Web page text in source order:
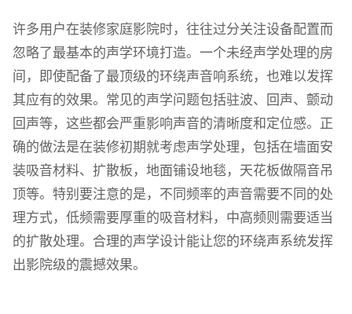
许多用户在装修家庭影院时，往往过分关注设备配置而
忽略了最基本的声学环境打造。一个未经声学处理的房
间，即使配备了最顶级的环绕声音响系统，也难以发挥
其应有的效果。常见的声学问题包括驻波、回声、颤动
回声等，这些都会严重影响声音的清晰度和定位感。正
确的做法是在装修初期就考虑声学处理，包括在墙面安
装吸音材料、扩散板，地面铺设地毯，天花板做隔音吊
顶等。特别要注意的是，不同频率的声音需要不同的处
理方式，低频需要厚重的吸音材料，中高频则需要适当
的扩散处理。合理的声学设计能让您的环绕声系统发挥
出影院级的震撼效果。